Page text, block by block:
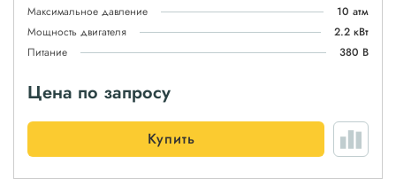
Максимальное давление
10 атм
Мощность двигателя
2.2 кВт
Питание
380 В
Цена по запросу
Купить